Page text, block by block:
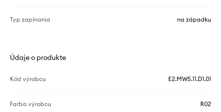
Typ zapínania na západku
Údaje o produkte
Kód výrobcu E2.MW5.11.D1.01
Farba výrobcu R02